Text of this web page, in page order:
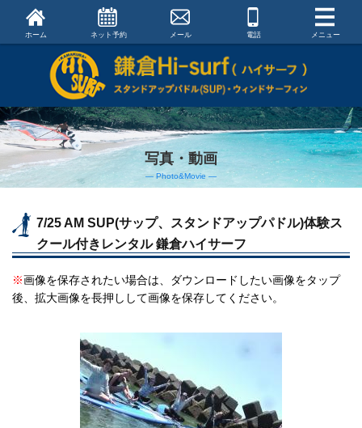
ホーム ネット予約 メール 電話 メニュー
写真・動画
― Photo&Movie ―
7/25 AM SUP(サップ、スタンドアップパドル)体験ス
クール付きレンタル 鎌倉ハイサーフ
※画像を保存されたい場合は、ダウンロードしたい画像をタップ
後、拡大画像を長押しして画像を保存してください。